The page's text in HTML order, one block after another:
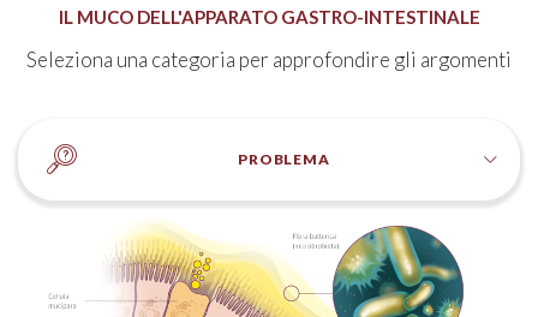
IL MUCO DELL'APPARATO GASTRO-INTESTINALE
Seleziona una categoria per approfondire gli argomenti
PROBLEMA